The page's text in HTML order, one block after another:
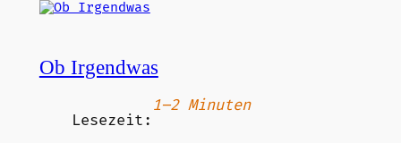
Ob Irgendwas
Lesezeit:
1–2 Minuten